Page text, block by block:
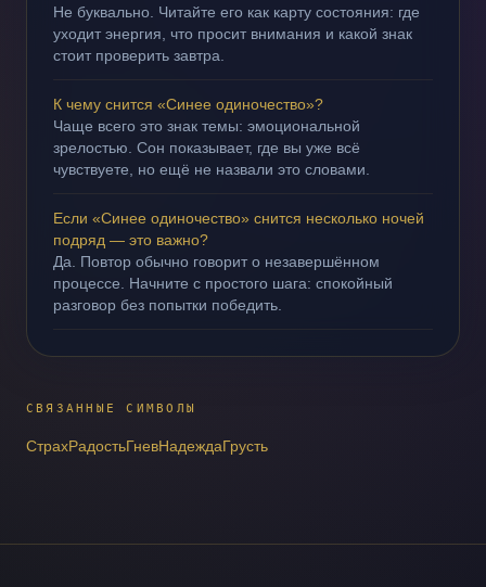
Не буквально. Читайте его как карту состояния: где
уходит энергия, что просит внимания и какой знак
стоит проверить завтра.
К чему снится «Синее одиночество»?
Чаще всего это знак темы: эмоциональной
зрелостью. Сон показывает, где вы уже всё
чувствуете, но ещё не назвали это словами.
Если «Синее одиночество» снится несколько ночей
подряд — это важно?
Да. Повтор обычно говорит о незавершённом
процессе. Начните с простого шага: спокойный
разговор без попытки победить.
СВЯЗАННЫЕ СИМВОЛЫ
СтрахРадостьГневНадеждаГрусть